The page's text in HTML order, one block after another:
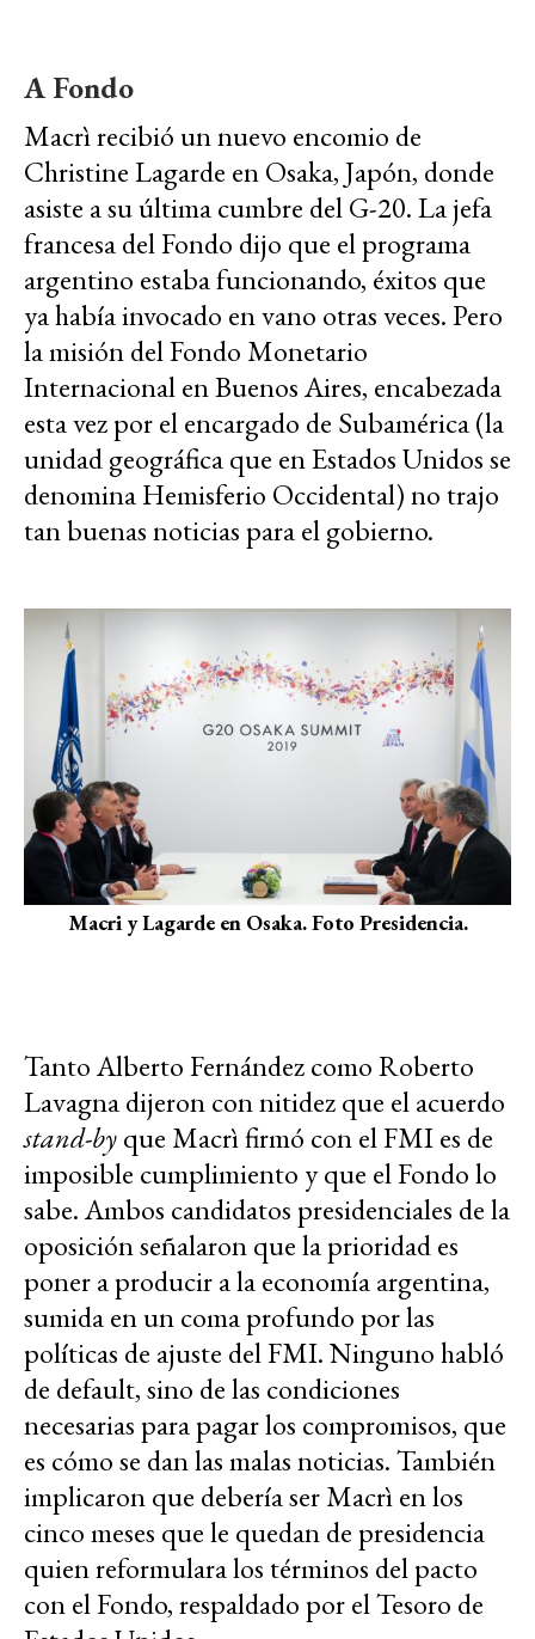
A Fondo
Macrì recibió un nuevo encomio de
Christine Lagarde en Osaka, Japón, donde
asiste a su última cumbre del G-20. La jefa
francesa del Fondo dijo que el programa
argentino estaba funcionando, éxitos que
ya había invocado en vano otras veces. Pero
la misión del Fondo Monetario
Internacional en Buenos Aires, encabezada
esta vez por el encargado de Subamérica (la
unidad geográfica que en Estados Unidos se
denomina Hemisferio Occidental) no trajo
tan buenas noticias para el gobierno.
Macri y Lagarde en Osaka. Foto Presidencia.
Tanto Alberto Fernández como Roberto
Lavagna dijeron con nitidez que el acuerdo
stand-byque Macrì firmó con el FMI es de
imposible cumplimiento y que el Fondo lo
sabe. Ambos candidatos presidenciales de la
oposición señalaron que la prioridad es
poner a producir a la economía argentina,
sumida en un coma profundo por las
políticas de ajuste del FMI. Ninguno habló
de default, sino de las condiciones
necesarias para pagar los compromisos, que
es cómo se dan las malas noticias. También
implicaron que debería ser Macrì en los
cinco meses que le quedan de presidencia
quien reformulara los términos del pacto
con el Fondo, respaldado por el Tesoro de